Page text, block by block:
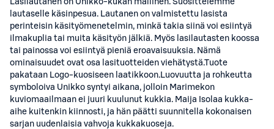
Lasilautanen on Unikko-kukan mallinen. Suosittelemme
lautaselle käsinpesua. Lautanen on valmistettu lasista
perinteisin käsityömenetelmin, minkä takia siinä voi esiintyä
ilmakuplia tai muita käsityön jälkiä. Myös lasilautasten koossa
tai painossa voi esiintyä pieniä eroavaisuuksia. Nämä
ominaisuudet ovat osa lasituotteiden viehätystä.Tuote
pakataan Logo-kuosiseen laatikkoon.Luovuutta ja rohkeutta
symboloiva Unikko syntyi aikana, jolloin Marimekon
kuviomaailmaan ei juuri kuulunut kukkia. Maija Isolaa kukka-
aihe kuitenkin kiinnosti, ja hän päätti suunnitella kokonaisen
sarjan uudenlaisia vahvoja kukkakuoseja.